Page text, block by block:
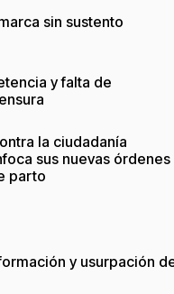
sin sustento
y falta de
la ciudadanía
sus nuevas órdenes
parto
y usurpación